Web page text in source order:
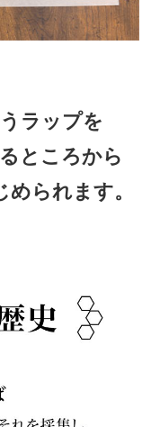
ラップを
ところから
られます。